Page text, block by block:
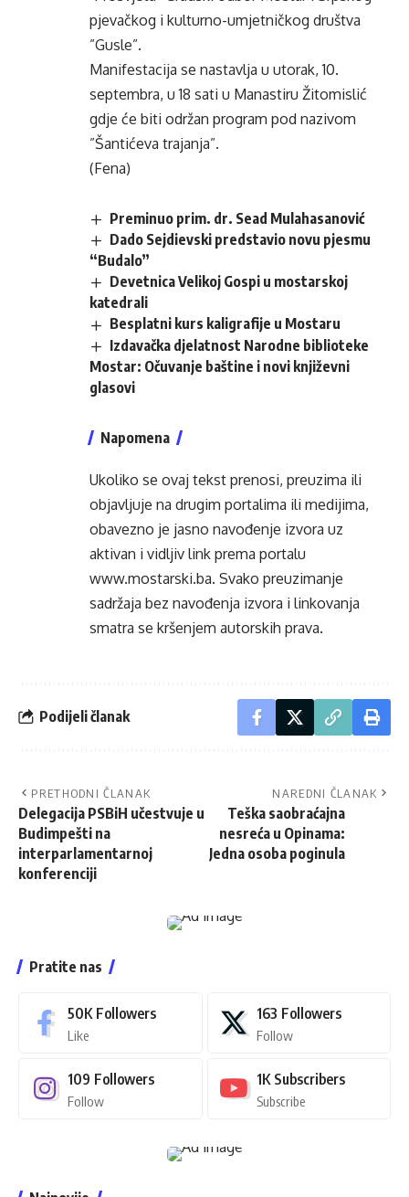
pjevačkog i kulturno-umjetničkog društva
”Gusle”.
Manifestacija se nastavlja u utorak, 10.
septembra, u 18 sati u Manastiru Žitomislić
gdje će biti održan program pod nazivom
”Šantićeva trajanja”.
(Fena)
Preminuo prim. dr. Sead Mulahasanović
Dado Sejdievski predstavio novu pjesmu
“Budalo”
Devetnica Velikoj Gospi u mostarskoj
katedrali
Besplatni kurs kaligrafije u Mostaru
Izdavačka djelatnost Narodne biblioteke
Mostar: Očuvanje baštine i novi književni
glasovi
Napomena
Ukoliko se ovaj tekst prenosi, preuzima ili
objavljuje na drugim portalima ili medijima,
obavezno je jasno navođenje izvora uz
aktivan i vidljiv link prema portalu
www.mostarski.ba. Svako preuzimanje
sadržaja bez navođenja izvora i linkovanja
smatra se kršenjem autorskih prava.
Podijeli članak
PRETHODNI ČLANAK
Delegacija PSBiH učestvuje u
Budimpešti na
interparlamentarnoj
konferenciji
NAREDNI ČLANAK
Teška saobraćajna
nesreća u Opinama:
Jedna osoba poginula
Pratite nas
50K Followers
Like
163 Followers
Follow
109 Followers
Follow
1K Subscribers
Subscribe